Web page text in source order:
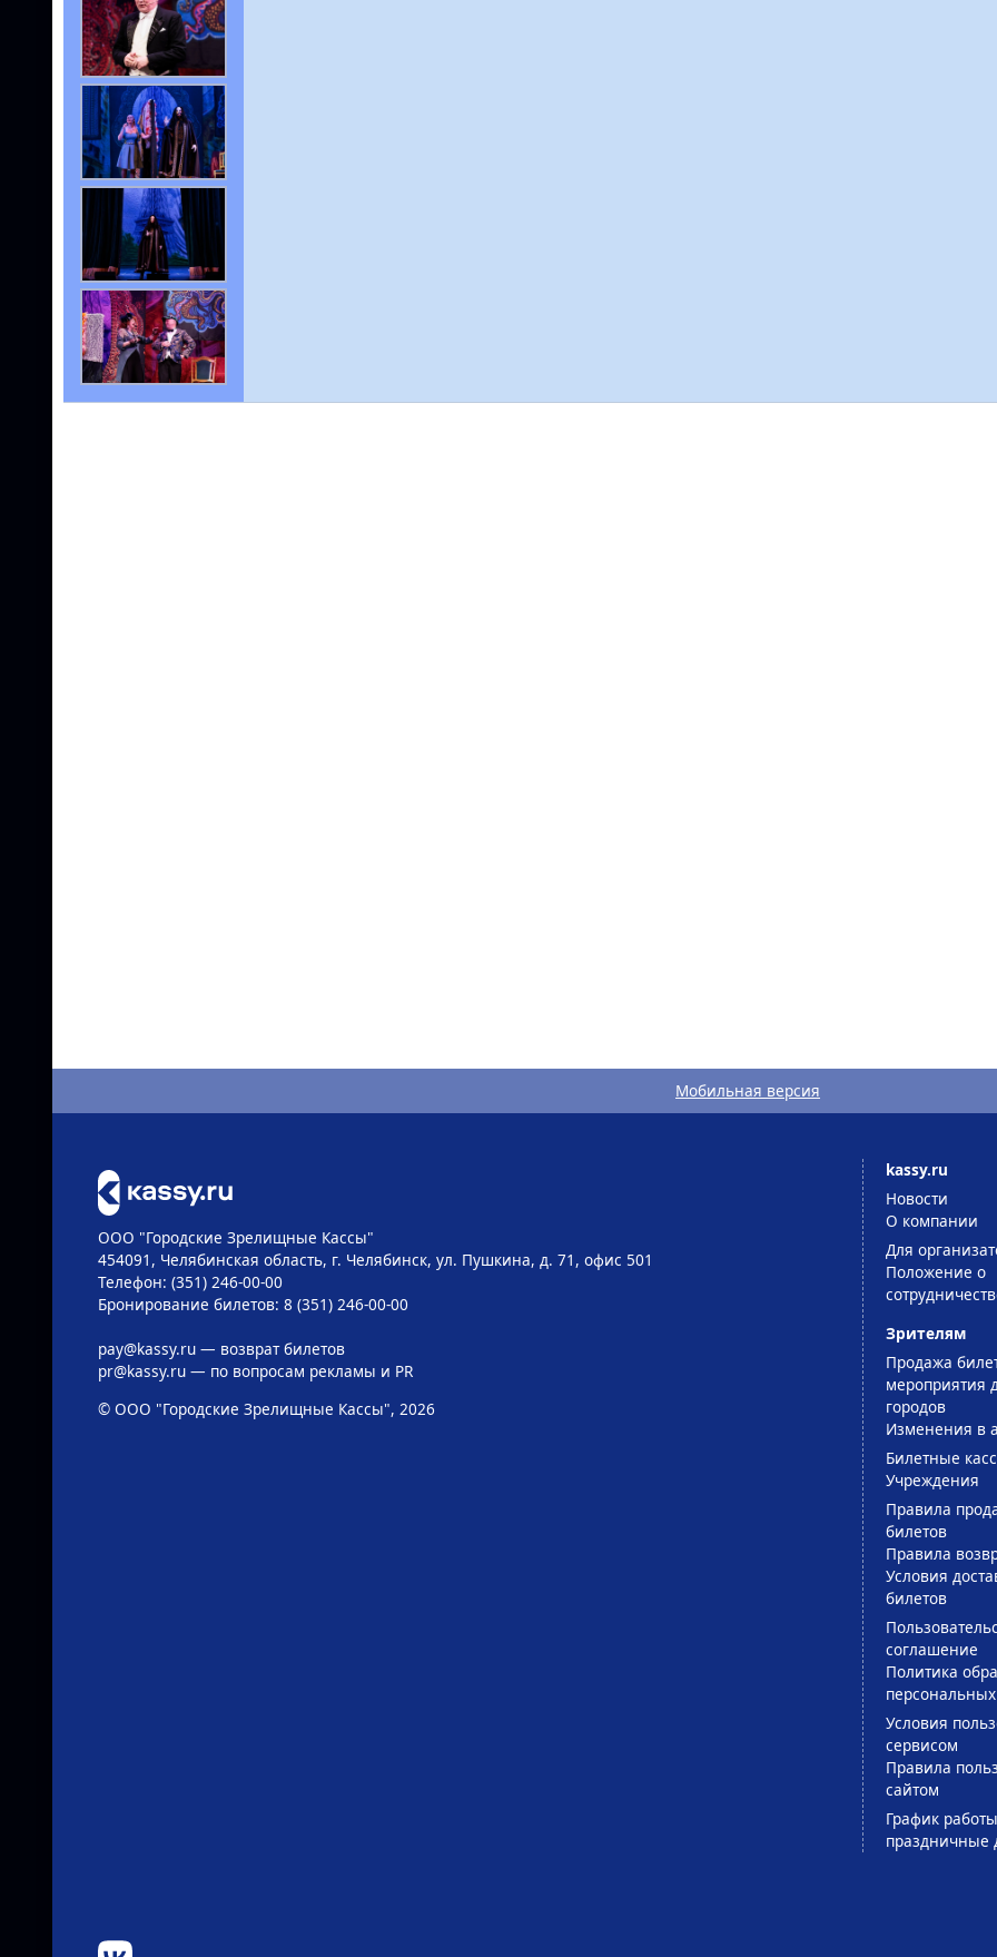
Мобильная версия
ООО "Городские Зрелищные Кассы"
454091, Челябинская область, г. Челябинск, ул. Пушкина, д. 71, офис 501
Телефон: (351) 246-00-00
Бронирование билетов: 8 (351) 246-00-00
pay@kassy.ru— возврат билетов
pr@kassy.ru— по вопросам рекламы и PR
© ООО "Городские Зрелищные Кассы", 2026
kassy.ru
Новости
О компании
Для
Положение о
Зрителям
Продажа
мероприятия
городов
Изменения в
Билетные
Учреждения
Правила
билетов
Правила
Условия
билетов
соглашение
Политика
Условия
сервисом
Правила
сайтом
График
праздничные